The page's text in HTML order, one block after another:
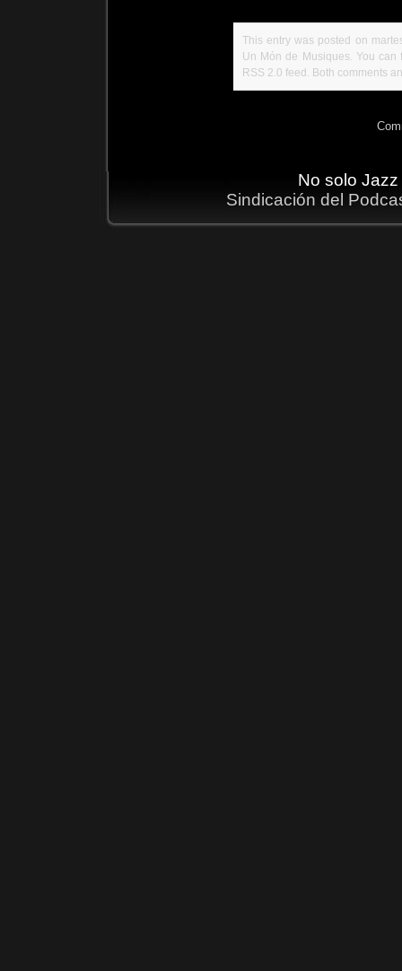
This entry was posted on
Un Món de Musiques. You can
RSS 2.0 feed. Both comments
No solo
Sindicación del